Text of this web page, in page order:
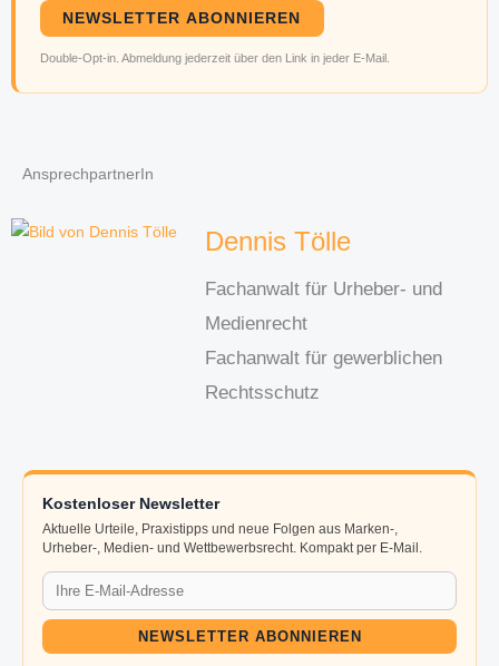
NEWSLETTER ABONNIEREN
Double-Opt-in. Abmeldung jederzeit über den Link in jeder E-Mail.
AnsprechpartnerIn
Dennis Tölle
Fachanwalt für Urheber- und
Medienrecht
Fachanwalt für gewerblichen
Rechtsschutz
Kostenloser Newsletter
Aktuelle Urteile, Praxistipps und neue Folgen aus Marken-,
Urheber-, Medien- und Wettbewerbsrecht. Kompakt per E-Mail.
NEWSLETTER ABONNIEREN